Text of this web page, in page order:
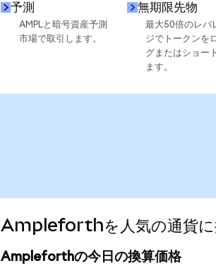
予測
AMPLと暗号資産予測
市場で取引します。
無期限先物
最大50倍のレバ
ジでトークンを
グまたはショー
ます。
Ampleforthを人気の通貨に
Ampleforthの今日の換算価格